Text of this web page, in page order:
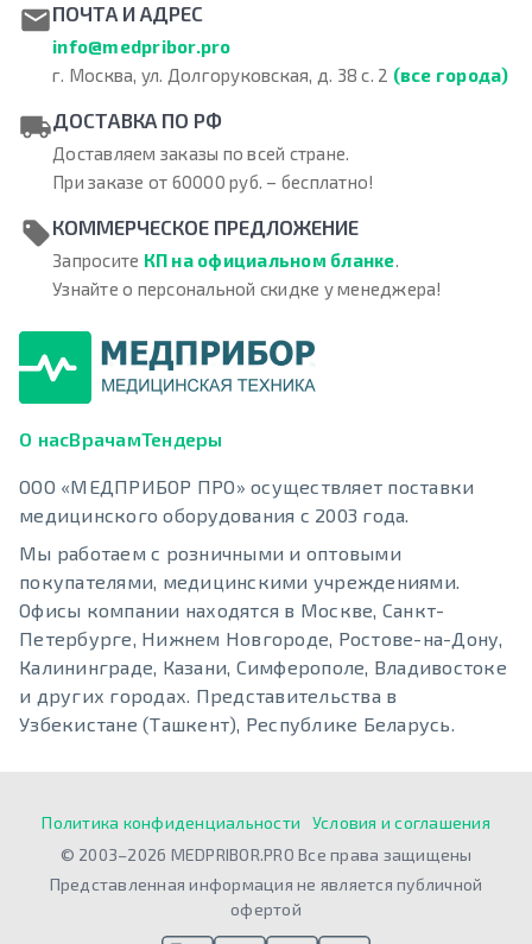
ПОЧТА И АДРЕС
info@medpribor.pro
г. Москва, ул. Долгоруковская, д. 38 с. 2 (все города)
ДОСТАВКА ПО РФ
Доставляем заказы по всей стране.
При заказе от 60000 руб. – бесплатно!
КОММЕРЧЕСКОЕ ПРЕДЛОЖЕНИЕ
Запросите КП на официальном бланке.
Узнайте о персональной скидке у менеджера!
О насВрачамТендеры
ООО «МЕДПРИБОР ПРО» осуществляет поставки
медицинского оборудования с 2003 года.
Мы работаем с розничными и оптовыми
покупателями, медицинскими учреждениями.
Офисы компании находятся в Москве, Санкт-
Петербурге, Нижнем Новгороде, Ростове-на-Дону,
Калининграде, Казани, Симферополе, Владивостоке
и других городах. Представительства в
Узбекистане (Ташкент), Республике Беларусь.
Политика конфиденциальности
Условия и соглашения
© 2003–2026 MEDPRIBOR.PRO Все права защищены
Представленная информация не является публичной
офертой